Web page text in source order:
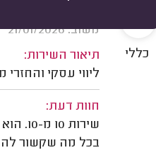
משוב: 21/01/2026
תיאור השירות:
ליווי עסקי
חוות דעת:
בכל מה שקשור
10
כללי